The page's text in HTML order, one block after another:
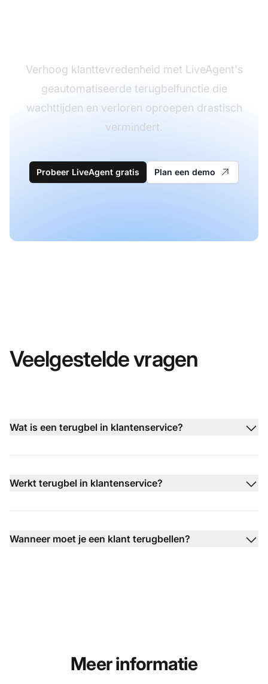
Verhoog klanttevredenheid met LiveAgent's
geautomatiseerde terugbelfunctie die
wachttijden en verloren oproepen drastisch
vermindert.
Probeer LiveAgent gratis Plan een demo
Veelgestelde vragen
Wat is een terugbel in klantenservice?
Werkt terugbel in klantenservice?
Wanneer moet je een klant terugbellen?
Meer informatie